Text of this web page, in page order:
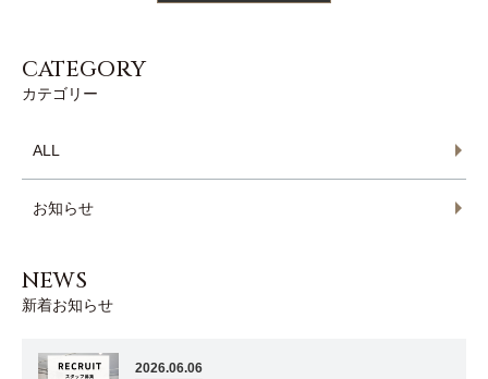
CATEGORY
カテゴリー
ALL
お知らせ
NEWS
新着お知らせ
2026.06.06